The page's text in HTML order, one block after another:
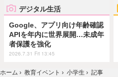
デジタル生活
Google、アプリ向け年齢確認
APIを年内に世界展開…未成年
者保護を強化
2026.7.31 Fri 13:45
ホーム › 教育イベント › 小学生 › 記事